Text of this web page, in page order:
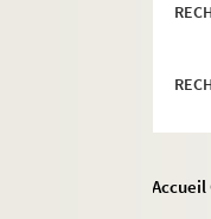
Accueil